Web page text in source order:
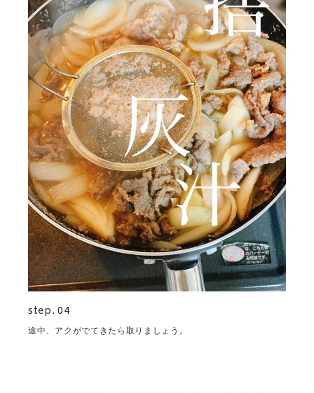
step. 04
途中、アクがでてきたら取りましょう。